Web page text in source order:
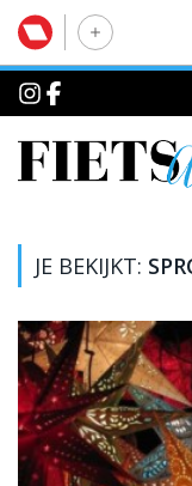
JE BEKIJKT: